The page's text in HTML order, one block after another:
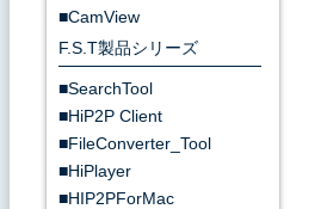
CamView
F.S.T製品シリーズ
SearchTool
HiP2P Client
FileConverter_Tool
HiPlayer
HIP2PForMac